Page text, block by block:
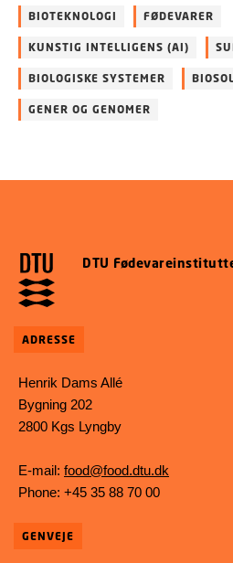
BIOTEKNOLOGI FØDEVARER
KUNSTIG INTELLIGENS (AI)
BIOLOGISKE SYSTEMER
GENER OG GENOMER
DTU
ADRESSE
Henrik Dams Allé
Bygning 202
2800 Kgs Lyngby
E-mail: food@food.dtu.dk
Phone: +45 35 88 70 00
GENVEJE